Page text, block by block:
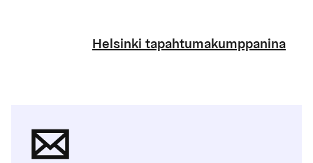
Helsinki tapahtumakumppanina